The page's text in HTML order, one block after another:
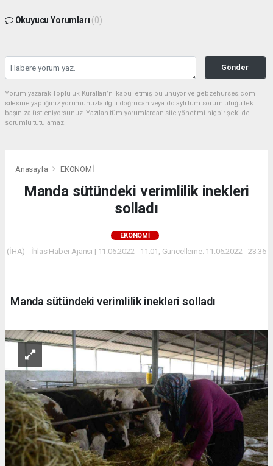
Okuyucu Yorumları (0)
Gönder
Yorum yazarak Topluluk Kuralları’nı kabul etmiş bulunuyor ve gebzehurses.com
sitesine yaptığınız yorumunuzla ilgili doğrudan veya dolaylı tüm sorumluluğu tek
başınıza üstleniyorsunuz. Yazılan tüm yorumlardan site yönetimi hiçbir şekilde
sorumlu tutulamaz.
Anasayfa EKONOMİ
Manda sütündeki verimlilik inekleri
solladı
EKONOMİ
(İHA) - İhlas Haber Ajansı | 11.06.2022 - 11:01, Güncelleme: 11.06.2022 - 23:36
Manda sütündeki verimlilik inekleri solladı